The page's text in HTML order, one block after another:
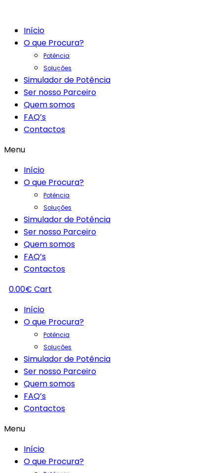
Início
O que Procura?
Potência
Soluções
Simulador de Potência
Ser nosso Parceiro
Quem somos
FAQ’s
Contactos
Menu
Início
O que Procura?
Potência
Soluções
Simulador de Potência
Ser nosso Parceiro
Quem somos
FAQ’s
Contactos
0.00€ Cart
Início
O que Procura?
Potência
Soluções
Simulador de Potência
Ser nosso Parceiro
Quem somos
FAQ’s
Contactos
Menu
Início
O que Procura?